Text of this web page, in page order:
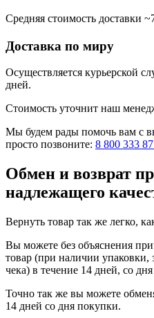
Средняя стоимость доставки
Доставка по миру
Осуществляется курьерской
дней.
Стоимость уточнит наш
Мы будем рады помочь вам с
просто позвоните: 8 800 333
Обмен и возврат
надлежащего
Вернуть товар так же легко,
Вы можете без объяснения
товар (при наличии упаковки,
чека) в течение 14 дней, со
Точно так же вы можете
14 дней со дня покупки.